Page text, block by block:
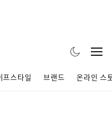
프스타일 브랜드 온라인 스